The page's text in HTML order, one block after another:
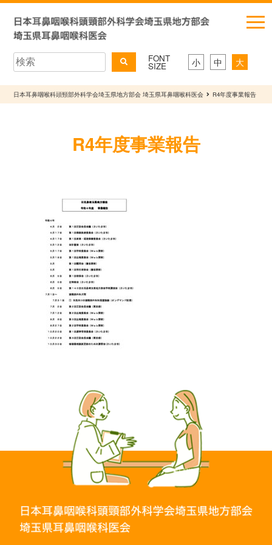
FONT
SIZE 小 中 大
日本耳鼻咽喉科頭頸部外科学会埼玉県地方部会 埼玉県耳鼻咽喉科医会 R4年度事業報告
R4年度事業報告